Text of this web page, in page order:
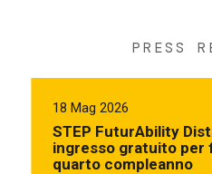
PRESS
18 Mag 2026
STEP FuturAbility
ingresso gratuito per
quarto compleanno